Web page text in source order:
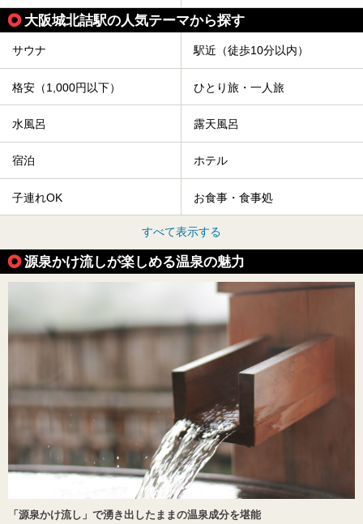
大阪城北詰駅の人気テーマから探す
サウナ 駅近（徒歩10分以内）
格安（1,000円以下） ひとり旅・一人旅
水風呂 露天風呂
宿泊 ホテル
子連れOK お食事・食事処
すべて表示する
源泉かけ流しが楽しめる温泉の魅力
「源泉かけ流し」で湧き出したままの温泉成分を堪能